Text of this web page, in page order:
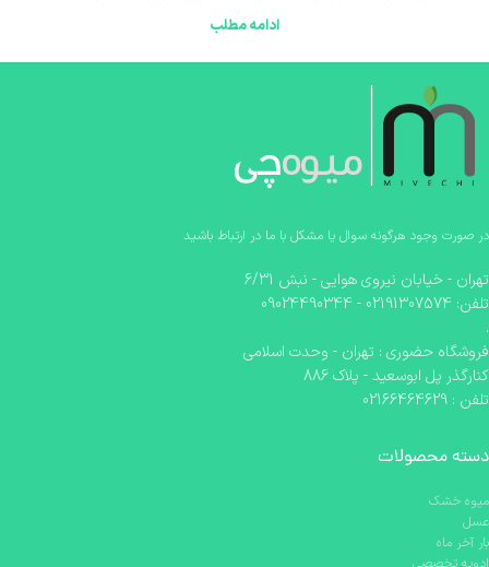
ادامه مطلب
در صورت وجود هرگونه سوال یا مشکل با ما در ارتباط باشید
تهران - خیابان نیروی هوایی - نبش 6/31
تلفن: 02191307574 - 09024490344
.
فروشگاه حضوری : تهران - وحدت اسلامی
کنارگذر پل ابوسعید - پلاک 886
تلفن : 02166464629
دسته محصولات
میوه خشک
عسل
بار آخر ماه